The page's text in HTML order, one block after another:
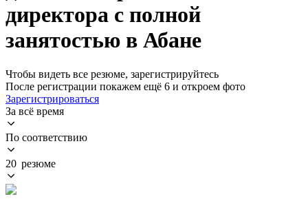
директора с полной
занятостью в Абане
Чтобы видеть все резюме, зарегистрируйтесь
После регистрации покажем ещё 6 и откроем фото
Зарегистрироваться
За всё время
По соответствию
20 резюме